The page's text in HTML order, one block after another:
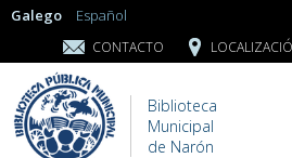
Galego Español
CONTACTO
Biblioteca
Municipal
de Narón